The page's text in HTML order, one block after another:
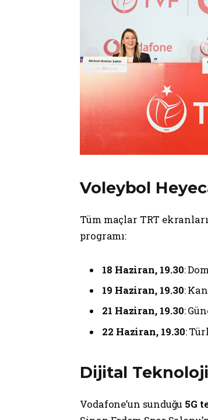
Voleybol
Tüm maçlar TRT
programı:
18 Haziran, 19.30:
19 Haziran, 19.30:
21 Haziran, 19.30:
22 Haziran, 19.30:
Dijital
Vodafone’un sunduğu 5G